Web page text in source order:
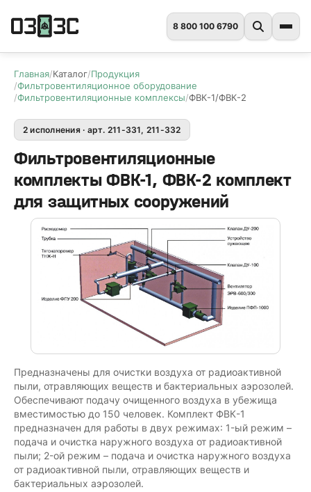
8 800 100 6790
Главная Каталог Продукция
Фильтровентиляционное оборудование
Фильтровентиляционные комплексы ФВК-1/ФВК-2
2 исполнения · арт. 211-331, 211-332
Фильтровентиляционные
комплекты ФВК-1, ФВК-2 комплект
для защитных сооружений
Предназначены для очистки воздуха от радиоактивной
пыли, отравляющих веществ и бактериальных аэрозолей.
Обеспечивают подачу очищенного воздуха в убежища
вместимостью до 150 человек. Комплект ФВК-1
предназначен для работы в двух режимах: 1-ый режим –
подача и очистка наружного воздуха от радиоактивной
пыли; 2-ой режим – подача и очистка наружного воздуха
от радиоактивной пыли, отравляющих веществ и
бактериальных аэрозолей.